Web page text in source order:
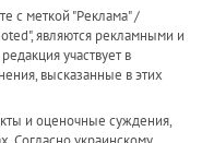
с меткой "Реклама" /
являются рекламными и
участвует в
высказанные в этих
и оценочные суждения,